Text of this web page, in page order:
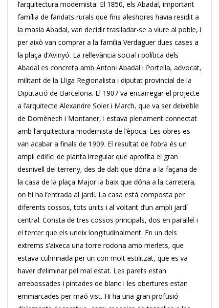
l’arquitectura modernista. El 1850, els Abadal, important
família de fandats rurals que fins aleshores havia residit a
la masia Abadal, van decidir traslladar-se a viure al poble, i
per això van comprar a la família Verdaguer dues cases a
la plaça d’Avinyó. La rellevància social i política dels
Abadal es concreta amb Antoni Abadal i Portella, advocat,
militant de la Lliga Regionalista i diputat provincial de la
Diputació de Barcelona. El 1907 va encarregar el projecte
a l’arquitecte Alexandre Soler i March, que va ser deixeble
de Domènech i Montaner, i estava plenament connectat
amb l’arquitectura modernista de l’època. Les obres es
van acabar a finals de 1909. El resultat de l’obra és un
ampli edifici de planta irregular que aprofita el gran
desnivell del terreny, des de dalt que dóna a la façana de
la casa de la plaça Major ia baix que dóna a la carretera,
on hi ha l’entrada al jardí. La casa està composta per
diferents cossos, tots units i al voltant d’un ampli jardí
central. Consta de tres cossos principals, dos en paral·lel i
el tercer que els uneix longitudinalment. En un dels
extrems s’aixeca una torre rodona amb merlets, que
estava culminada per un con molt estilitzat, que es va
haver d’eliminar pel mal estat. Les parets estan
arrebossades i pintades de blanc i les obertures estan
emmarcades per maó vist. Hi ha una gran profusió